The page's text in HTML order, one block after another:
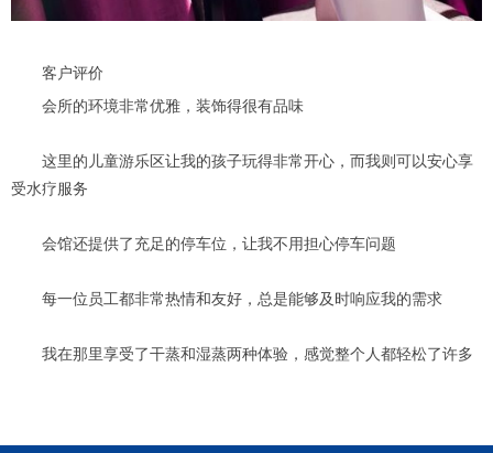
客户评价
会所的环境非常优雅，装饰得很有品味
这里的儿童游乐区让我的孩子玩得非常开心，而我则可以安心享
受水疗服务
会馆还提供了充足的停车位，让我不用担心停车问题
每一位员工都非常热情和友好，总是能够及时响应我的需求
我在那里享受了干蒸和湿蒸两种体验，感觉整个人都轻松了许多